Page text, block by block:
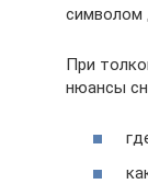
символом
При
нюансы